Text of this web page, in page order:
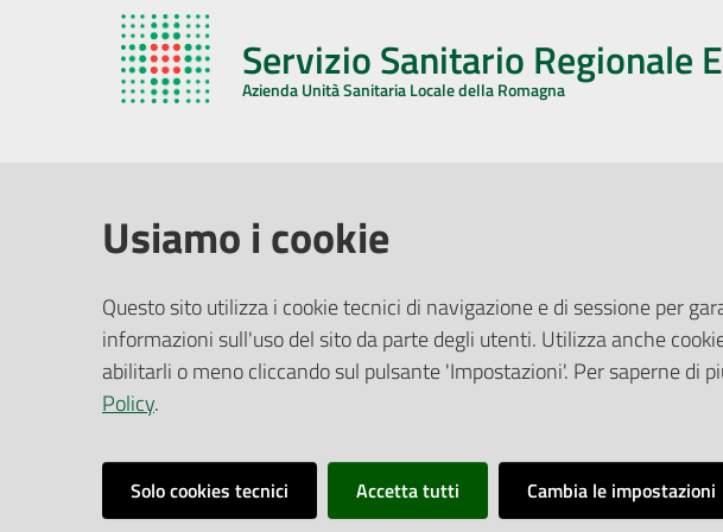
Servizio Sanitario Regionale
Azienda Unità Sanitaria Locale della Romagna
Via De Gasperi, 8 - 48121 Ravenna (RA)
CF/P.IVA:02483810392
PEC:
azienda@pec.auslromagna.it
Ufficio Relazioni con il Pubblico
Riferimenti per la Stampa
Usiamo i cookie
Questo sito utilizza i cookie tecnici di navigazione e di sessione per
informazioni sull'uso del sito da parte degli utenti. Utilizza anche
abilitarli o meno cliccando sul pulsante 'Impostazioni'. Per saperne di
Policy.
Solo cookies tecnici Accetta tutti Cambia le impostazioni